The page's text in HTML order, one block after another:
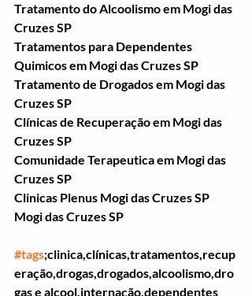
Tratamento do Alcoolismo em Mogi das
Cruzes SP
Tratamentos para Dependentes
Quimicos em Mogi das Cruzes SP
Tratamento de Drogados em Mogi das
Cruzes SP
Clínicas de Recuperação em Mogi das
Cruzes SP
Comunidade Terapeutica em Mogi das
Cruzes SP
Clinicas Plenus Mogi das Cruzes SP
Mogi das Cruzes SP
#tags;clinica,clínicas,tratamentos,recup
eração,drogas,drogados,alcoolismo,dro
gas e alcool,internação,dependentes